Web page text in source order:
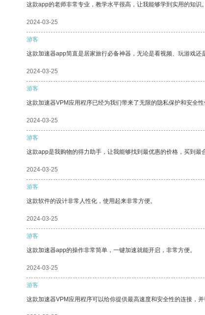
这款app的老师非常专业，教学水平很高，让我能够学到实用的知识。
2024-03-25
游客
这款加速器app简直是居家旅行必备神器，无论是看视频、玩游戏
2024-03-25
游客
这款加速器VPM应用程序已经为我们带来了无限的隐私保护和安全性
2024-03-25
游客
这款app是我购物的得力助手，让我能够找到最优惠的价格，买到最
2024-03-25
游客
这款软件的设计非常人性化，使用起来非常方便。
2024-03-25
游客
这款加速器app的操作非常简单，一键加速就能开启，非常方便。
2024-03-25
游客
这款加速器VPM应用程序可以给你提供最高速度和安全性的连接，并